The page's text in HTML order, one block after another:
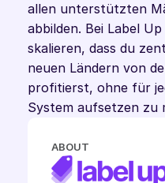
allen unterstützten
abbilden. Bei Label
skalieren, dass du
neuen Ländern von
profitierst, ohne für
System aufsetzen zu
ABOUT